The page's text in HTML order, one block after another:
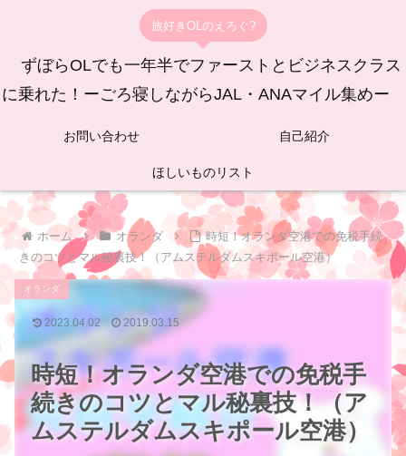
旅好きOLのえろぐ?
ずぼらOLでも一年半でファーストとビジネスクラス
に乗れた！ーごろ寝しながらJAL・ANAマイル集めー
お問い合わせ 自己紹介
ほしいものリスト
ホーム オランダ
時短！オランダ空港での免税手続
きのコツとマル秘裏技！（アムステルダムスキポール空港）
時短！オランダ空港での免税手
続きのコツとマル秘裏技！（ア
ムステルダムスキポール空港）
オランダ
2023.04.02 2019.03.15